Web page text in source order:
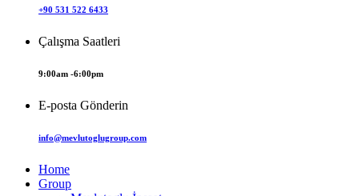
+90 531 522 6433
Çalışma Saatleri
9:00am -6:00pm
E-posta Gönderin
info@mevlutoglugroup.com
Home
Group